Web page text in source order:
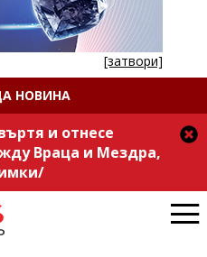
[затвори]
НОВИНА
и отнесе
Враца и Мездра,